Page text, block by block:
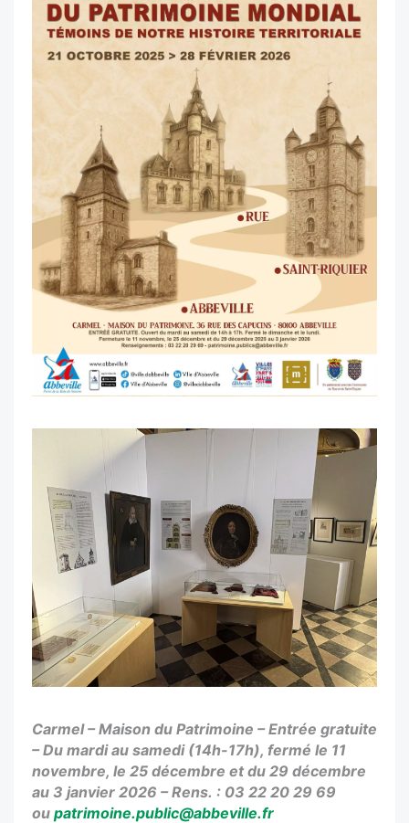
Carmel – Maison du Patrimoine – Entrée gratuite
– Du mardi au samedi (14h-17h), fermé le 11
novembre, le 25 décembre et du 29 décembre
au 3 janvier 2026 – Rens. : 03 22 20 29 69
ou patrimoine.public@abbeville.fr